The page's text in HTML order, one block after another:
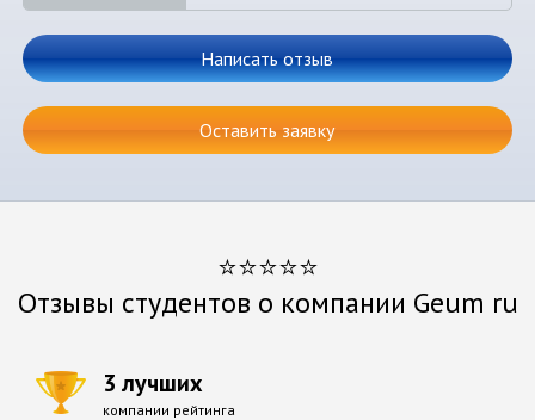
Написать отзыв
Оставить заявку
⭐⭐⭐⭐⭐
Отзывы студентов о компании Geum ru
3 лучших
компании рейтинга